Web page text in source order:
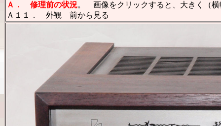
Ａ． 修理前の状況。 画像をクリックすると、大きく（横
Ａ１１． 外観 前から見る